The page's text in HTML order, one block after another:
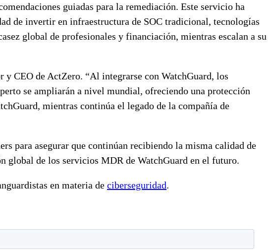
guiadas para la remediación. Este servicio ha
de invertir en infraestructura de SOC tradicional, tecnologías
global de profesionales y financiación, mientras escalan a su
CEO de ActZero. “Al integrarse con WatchGuard, los
se ampliarán a nivel mundial, ofreciendo una protección
mientras continúa el legado de la compañía de
para asegurar que continúan recibiendo la misma calidad de
global de los servicios MDR de WatchGuard en el futuro.
en materia de ciberseguridad.